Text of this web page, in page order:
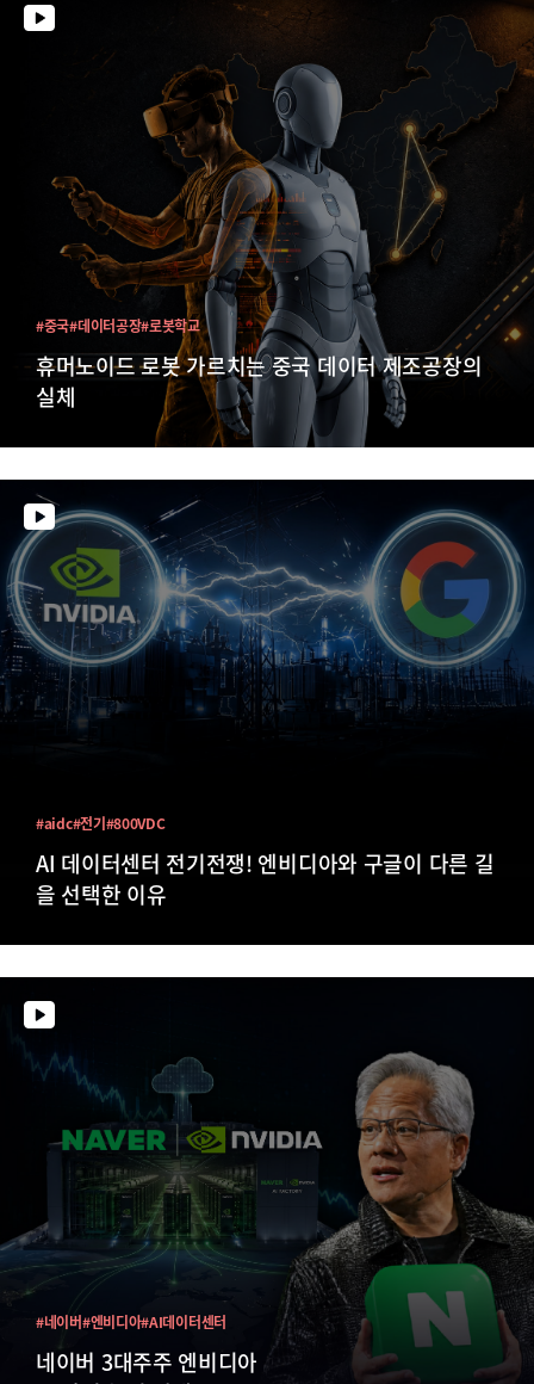
휴머노이드 로봇 가르치는 중국 데이터 제조공장의
실체
#중국#데이터공장#로봇학교
AI 데이터센터 전기전쟁! 엔비디아와 구글이 다른 길
을 선택한 이유
#aidc#전기#800VDC
네이버 3대주주 엔비디아
#네이버#엔비디아#AI데이터센터